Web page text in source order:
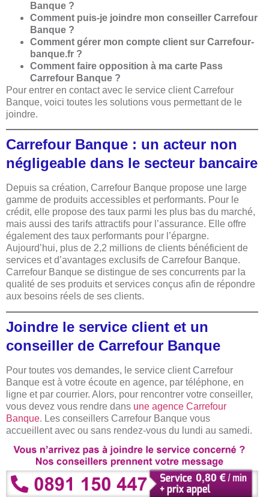
Banque ?
Comment puis-je joindre mon conseiller Carrefour
Banque ?
Comment gérer mon compte client sur Carrefour-
banque.fr ?
Comment faire opposition à ma carte Pass
Carrefour Banque ?
Pour entrer en contact avec le service client Carrefour
Banque, voici toutes les solutions vous permettant de le
joindre.
Carrefour Banque : un acteur non
négligeable dans le secteur bancaire
Depuis sa création, Carrefour Banque propose une large
gamme de produits accessibles et performants. Pour le
crédit, elle propose des taux parmi les plus bas du marché,
mais aussi des tarifs attractifs pour l’assurance. Elle offre
également des taux performants pour l’épargne.
Aujourd’hui, plus de 2,2 millions de clients bénéficient de
services et d’avantages exclusifs de Carrefour Banque.
Carrefour Banque se distingue de ses concurrents par la
qualité de ses produits et services conçus afin de répondre
aux besoins réels de ses clients.
Joindre le service client et un
conseiller de Carrefour Banque
Pour toutes vos demandes, le service client Carrefour
Banque est à votre écoute en agence, par téléphone, en
ligne et par courrier. Alors, pour rencontrer votre conseiller,
vous devez vous rendre dans une agence Carrefour
Banque. Les conseillers Carrefour Banque vous
accueillent avec ou sans rendez-vous du lundi au samedi.